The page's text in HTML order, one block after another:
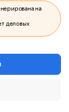
на
деловых